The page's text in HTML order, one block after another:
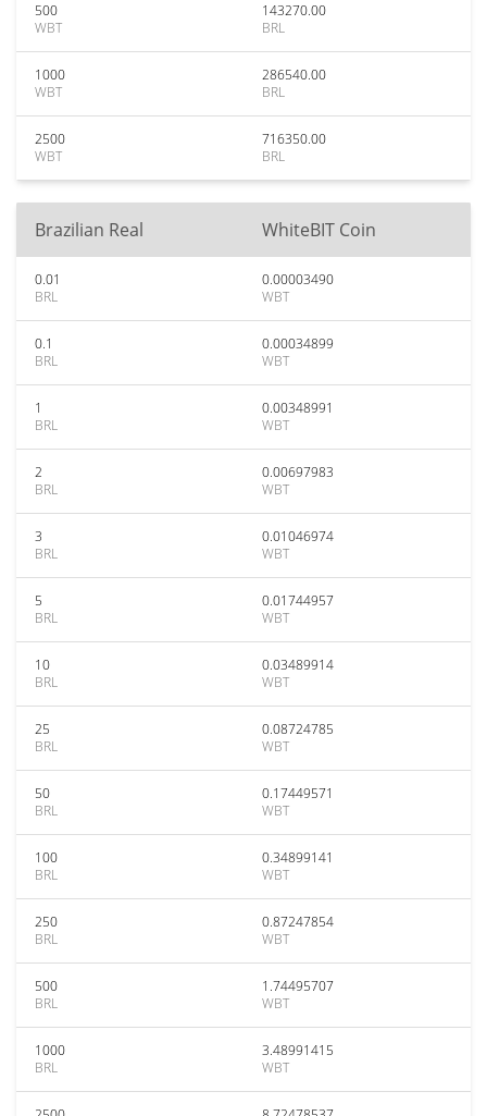
500
WBT
143270.00
BRL
1000
WBT
286540.00
BRL
2500
WBT
716350.00
BRL
Brazilian Real WhiteBIT Coin
0.01
BRL
0.00003490
WBT
0.1
BRL
0.00034899
WBT
1
BRL
0.00348991
WBT
2
BRL
0.00697983
WBT
3
BRL
0.01046974
WBT
5
BRL
0.01744957
WBT
10
BRL
0.03489914
WBT
25
BRL
0.08724785
WBT
50
BRL
0.17449571
WBT
100
BRL
0.34899141
WBT
250
BRL
0.87247854
WBT
500
BRL
1.74495707
WBT
1000
BRL
3.48991415
WBT